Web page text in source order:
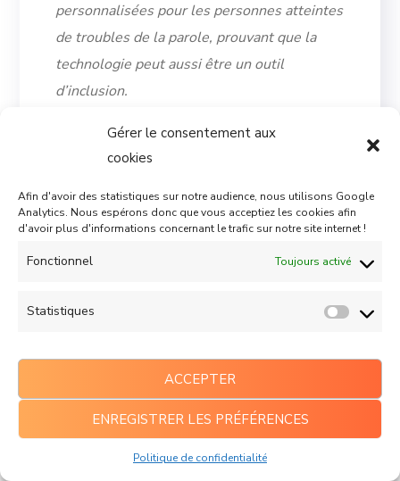
Gérer le consentement aux
cookies
Afin d'avoir des statistiques sur notre audience, nous utilisons Google
Analytics. Nous espérons donc que vous acceptiez les cookies afin
d'avoir plus d'informations concernant le trafic sur notre site internet !
Fonctionnel Toujours activé
Statistiques
ACCEPTER
ENREGISTRER LES PRÉFÉRENCES
Politique de confidentialité
personnalisées pour les personnes atteintes
de troubles de la parole, prouvant que la
technologie peut aussi être un outil
d’inclusion.
Protection des
données et respect de
la vie privée
La captation vocale ou gestuelle implique la
entreprises doivent garantir un traitement
L’edge AI (IA locale) et le chiffrement en
temps réel s’imposent comme standards
éthiques de conception.
Exemple concret: Apple traite désormais